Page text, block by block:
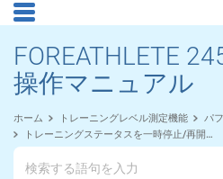
FOREATHLETE
操作マニュアル
ホーム トレーニングレベル測定機能
パ
トレーニングステータスを一時停止/再開する